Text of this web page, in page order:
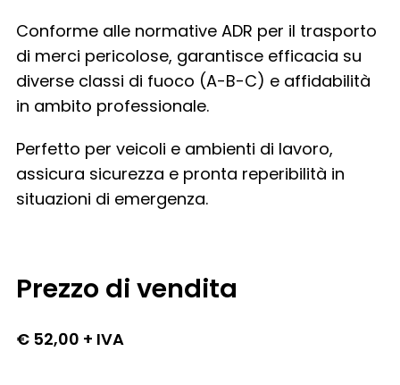
Conforme alle normative ADR per il trasporto
di merci pericolose, garantisce efficacia su
diverse classi di fuoco (A-B-C) e affidabilità
in ambito professionale.
Perfetto per veicoli e ambienti di lavoro,
assicura sicurezza e pronta reperibilità in
situazioni di emergenza.
Prezzo di vendita
€ 52,00 + IVA